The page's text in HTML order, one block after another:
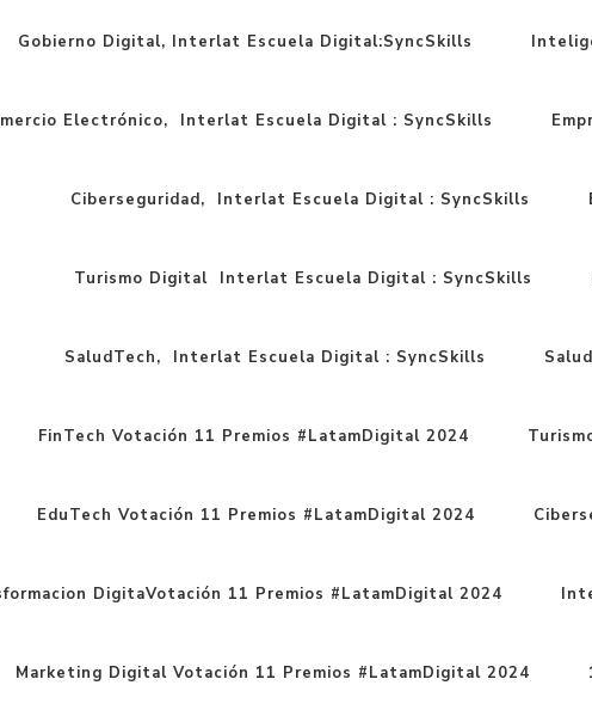
Gobierno Digital, Interlat Escuela Digital:SyncSkills
Electrónico, Interlat Escuela Digital : SyncSkills
Ciberseguridad, Interlat Escuela Digital : SyncSkills
Turismo Digital Interlat Escuela Digital : SyncSkills
SaludTech, Interlat Escuela Digital : SyncSkills
FinTech Votación 11 Premios #LatamDigital 2024
EduTech Votación 11 Premios #LatamDigital 2024
DigitaVotación 11 Premios #LatamDigital 2024
Marketing Digital Votación 11 Premios #LatamDigital 2024